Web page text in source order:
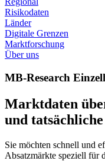
Risikodaten
Länder
Digitale Grenzen
Marktforschung
Über uns
MB-Research
Marktdaten
und
Sie möchten schnell und
Absatzmärkte speziell für